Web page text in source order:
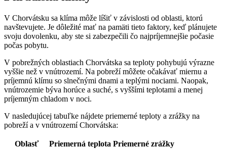
V Chorvátsku sa klíma môže líšiť v závislosti od oblasti, ktorú
navštevujete. Je dôležité mať na pamäti tieto faktory, keď plánujete
svoju dovolenku, aby ste si zabezpečili čo najpríjemnejšie počasie
počas pobytu.
V pobrežných oblastiach Chorvátska sa teploty pohybujú výrazne
vyššie než v vnútrozemí. Na pobreží môžete očakávať miernu a
príjemnú klímu so slnečnými dnami a teplými nociami. Naopak,
vnútrozemie býva horúce a suché, s vyššími teplotami a menej
príjemným chladom v noci.
V nasledujúcej tabuľke nájdete priemerné teploty a zrážky na
pobreží a v vnútrozemí Chorvátska:
Oblasť Priemerná teplota Priemerné zrážky